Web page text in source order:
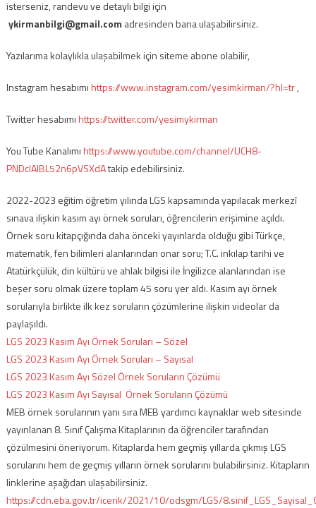
isterseniz, randevu ve detaylı bilgi için
ykirmanbilgi@gmail.com adresinden bana ulaşabilirsiniz.
Yazılarıma kolaylıkla ulaşabilmek için siteme abone olabilir,
Instagram hesabımıhttps://www.instagram.com/yesimkirman/?hl=tr,
Twitter hesabımıhttps://twitter.com/yesimykirman
You Tube Kanalımıhttps://www.youtube.com/channel/UCH8-
PNDcIAlBL52n6pVSXdAtakip edebilirsiniz.
2022-2023 eğitim öğretim yılında LGS kapsamında yapılacak merkezî
sınava ilişkin kasım ayı örnek soruları, öğrencilerin erişimine açıldı.
Örnek soru kitapçığında daha önceki yayınlarda olduğu gibi Türkçe,
matematik, fen bilimleri alanlarından onar soru; T.C. inkılap tarihi ve
Atatürkçülük, din kültürü ve ahlak bilgisi ile İngilizce alanlarından ise
beşer soru olmak üzere toplam 45 soru yer aldı. Kasım ayı örnek
sorularıyla birlikte ilk kez soruların çözümlerine ilişkin videolar da
paylaşıldı.
LGS 2023 Kasım Ayı Örnek Soruları – Sözel
LGS 2023 Kasım Ayı Örnek Soruları – Sayısal
LGS 2023 Kasım Ayı Sözel Örnek Soruların Çözümü
LGS 2023 Kasım Ayı Sayısal Örnek Soruların Çözümü
MEB örnek sorularının yanı sıra MEB yardımcı kaynaklar web sitesinde
yayınlanan 8. Sınıf Çalışma Kitaplarının da öğrenciler tarafından
çözülmesini öneriyorum. Kitaplarda hem geçmiş yıllarda çıkmış LGS
sorularını hem de geçmiş yılların örnek sorularını bulabilirsiniz. Kitapların
linklerine aşağıdan ulaşabilirsiniz.
https://cdn.eba.gov.tr/icerik/2021/10/odsgm/LGS/